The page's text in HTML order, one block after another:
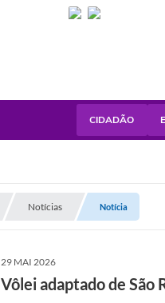
CIDADÃO
Notícias Notícia
29 MAI 2026
Vôlei adaptado de São